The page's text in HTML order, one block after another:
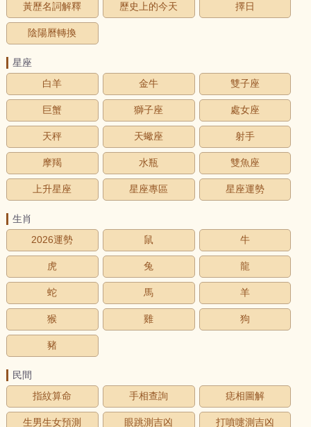
黃歷名詞解釋
歷史上的今天 擇日
陰陽曆轉換
星座
白羊
金牛 雙子座
巨蟹 獅子座 處女座
天秤 天蠍座 射手
摩羯 水瓶 雙魚座
上升星座 星座專區 星座運勢
生肖
2026運勢
鼠 牛
虎 兔 龍
蛇 馬 羊
猴 雞 狗
豬
民間
指紋算命
手相查詢 痣相圖解
生男生女預測 眼跳測吉凶 打噴嚏測吉凶